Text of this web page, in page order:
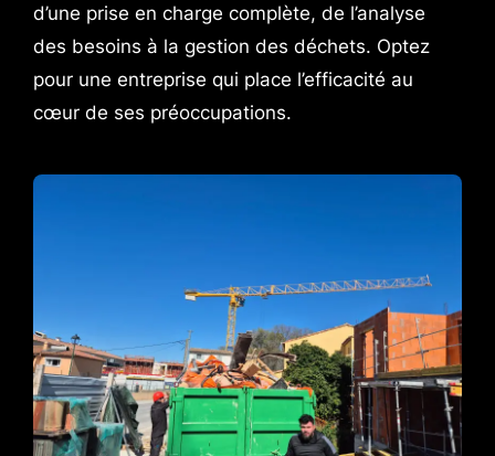
d’une prise en charge complète, de l’analyse
des besoins à la gestion des déchets. Optez
pour une entreprise qui place l’efficacité au
cœur de ses préoccupations.